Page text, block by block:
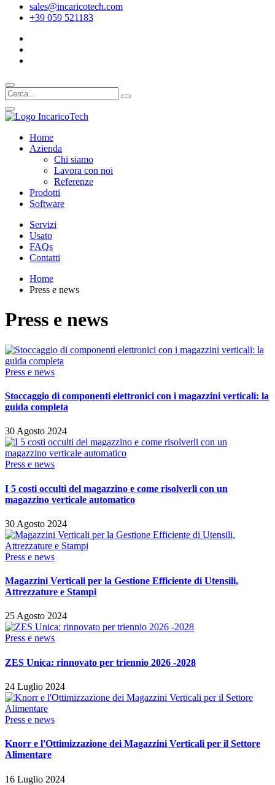
sales@incaricotech.com
+39 059 521183
Home
Azienda
Chi siamo
Lavora con noi
Referenze
Prodotti
Software
Servizi
Usato
FAQs
Contatti
Home
Press e news
Press e news
Press e news
Stoccaggio di componenti elettronici con i magazzini verticali: la
guida completa
30 Agosto 2024
Press e news
I 5 costi occulti del magazzino e come risolverli con un
magazzino verticale automatico
30 Agosto 2024
Press e news
Magazzini Verticali per la Gestione Efficiente di Utensili,
Attrezzature e Stampi
25 Agosto 2024
Press e news
ZES Unica: rinnovato per triennio 2026 -2028
24 Luglio 2024
Press e news
Knorr e l'Ottimizzazione dei Magazzini Verticali per il Settore
Alimentare
16 Luglio 2024